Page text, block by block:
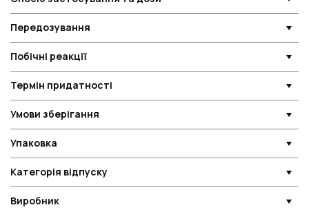
Передозування
Побічні реакції
Термін придатності
Умови зберігання
Упаковка
Категорія відпуску
Виробник